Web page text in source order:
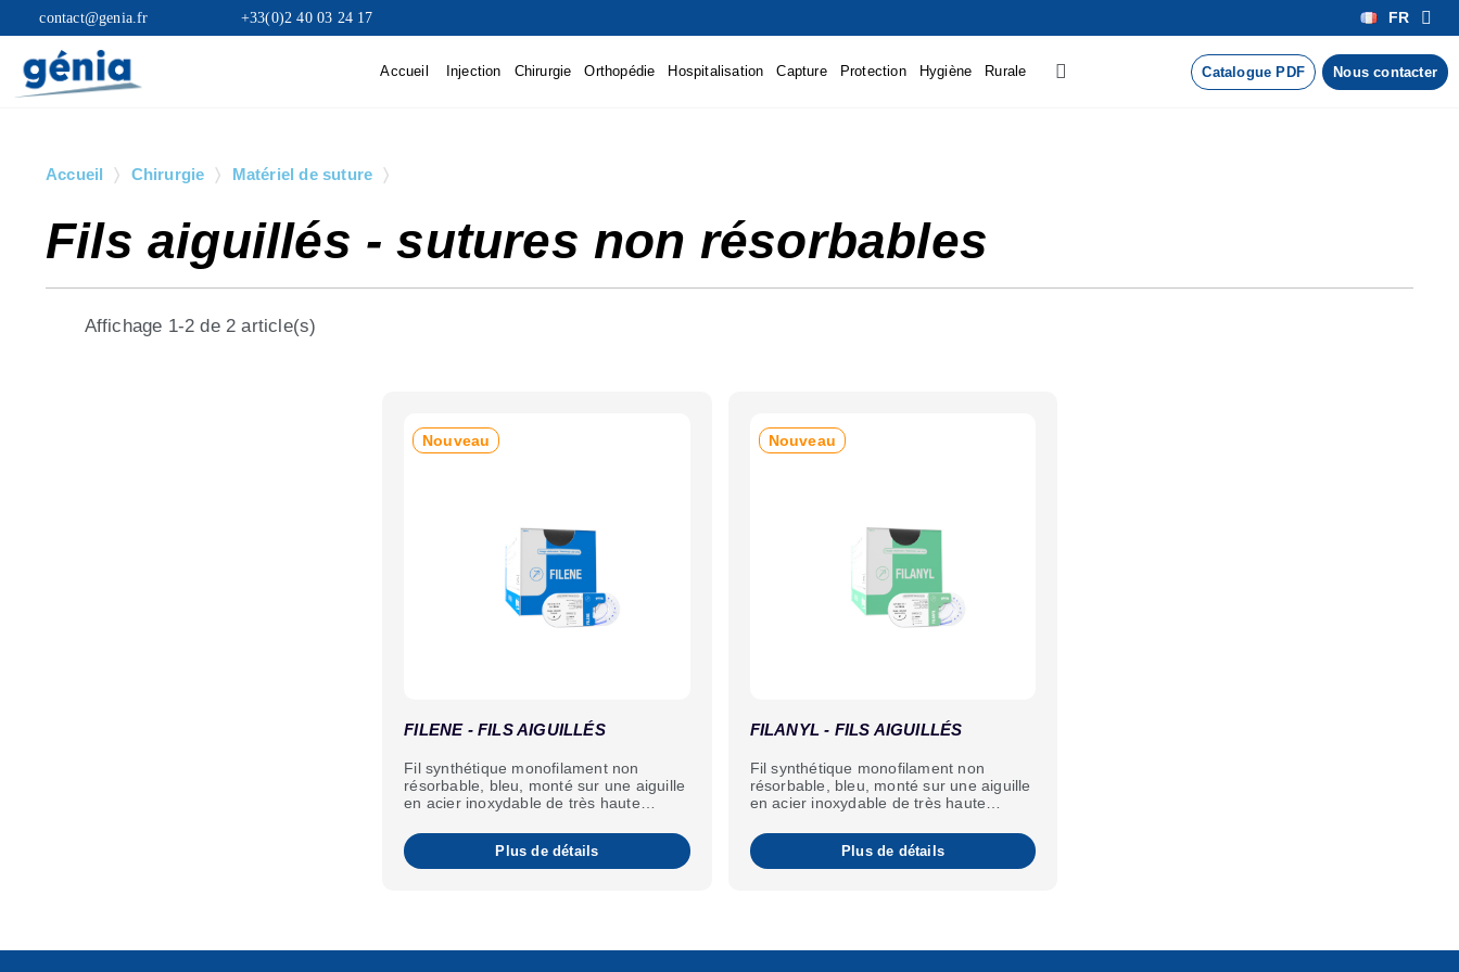
+33(0)2 40 03 24 17
contact@genia.fr FR
Accueil Injection Chirurgie Orthopédie Hospitalisation Capture Protection Hygiène Rurale Catalogue PDF Nous contacter
Accueil Chirurgie Matériel de suture
Fils aiguillés - sutures non résorbables
Affichage 1-2 de 2 article(s)
Nouveau
FILENE - FILS AIGUILLÉS
Fil synthétique monofilament non
résorbable, bleu, monté sur une aiguille
en acier inoxydable de très haute
Plus de détails
Nouveau
FILANYL - FILS AIGUILLÉS
Fil synthétique monofilament non
résorbable, bleu, monté sur une aiguille
en acier inoxydable de très haute
Plus de détails